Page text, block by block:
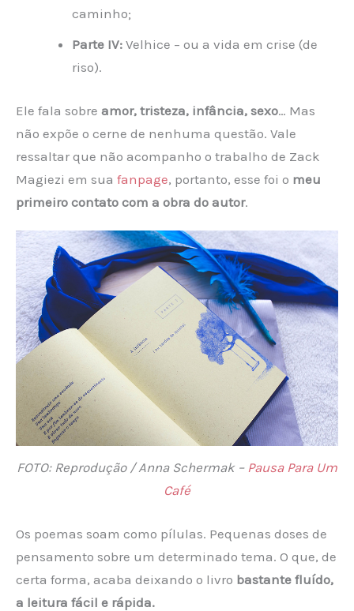
caminho;
Parte IV: Velhice – ou a vida em crise (de
riso).
Ele fala sobre amor, tristeza, infância, sexo… Mas
não expõe o cerne de nenhuma questão. Vale
ressaltar que não acompanho o trabalho de Zack
Magiezi em sua fanpage, portanto, esse foi o meu
primeiro contato com a obra do autor.
FOTO: Reprodução / Anna Schermak – Pausa Para Um
Café
Os poemas soam como pílulas. Pequenas doses de
pensamento sobre um determinado tema. O que, de
certa forma, acaba deixando o livro bastante fluído,
a leitura fácil e rápida.